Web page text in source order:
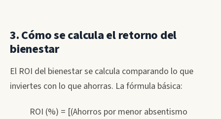
3. Cómo se calcula el retorno del
bienestar
El ROI del bienestar se calcula comparando lo que
inviertes con lo que ahorras. La fórmula básica:
ROI (%) = [(Ahorros por menor absentismo